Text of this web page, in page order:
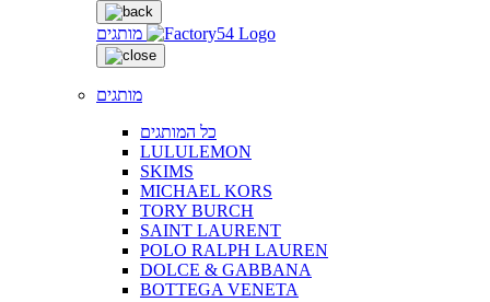
מותגים
מותגים
כל המותגים
LULULEMON
SKIMS
MICHAEL KORS
TORY BURCH
SAINT LAURENT
POLO RALPH LAUREN
DOLCE & GABBANA
BOTTEGA VENETA